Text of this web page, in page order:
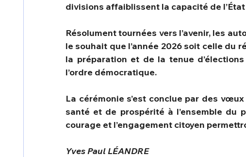
divisions affaiblissent la capacité de
Résolument tournées vers l’avenir, les
le souhait que l’année 2026 soit celle du
la préparation et de la tenue
l’ordre démocratique.
La cérémonie s’est conclue par des
santé et de prospérité à l’ensemble du
courage et l’engagement citoyen
Yves Paul LÉANDRE